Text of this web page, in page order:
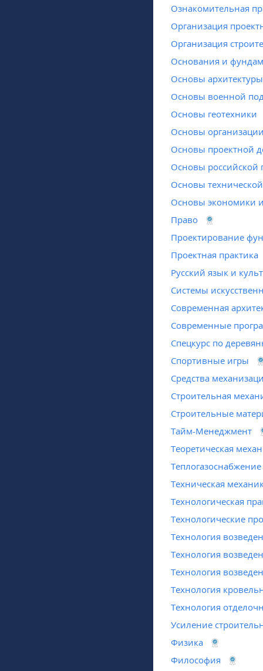
Ознакомительная
Организация
Организация
Основания и
Основы
Основы военной
Основы геотехники
Основы
Основы проектной
Основы российской
Основы технической
Основы экономики
Право
Проектирование
Проектная практика
Русский язык и
Системы
Современная
Современные
Спецкурс по
Спортивные игры
Средства
Строительная
Строительные
Тайм-Менеджмент
Теоретическая
Техническая
Технологическая
Технологические
Технология
Технология
Технология
Технология
Технология
Усиление
Физика
Философия